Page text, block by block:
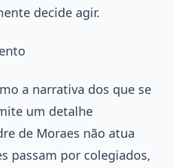
decide agir.
a narrativa dos que se
um detalhe
de Moraes não atua
passam por colegiados,